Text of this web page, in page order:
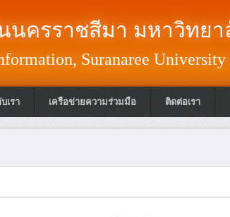
นครราชสีมา มหาวิทยา
Suranaree
เรา เครือข่ายความร่วมมือ ติดต่อเรา